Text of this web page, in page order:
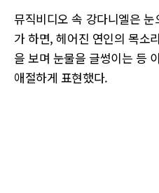
뮤직비디오 속 강다니엘은
가 하면, 헤어진 연인의 목소
을 보며 눈물을 글썽이는 등
애절하게 표현했다.